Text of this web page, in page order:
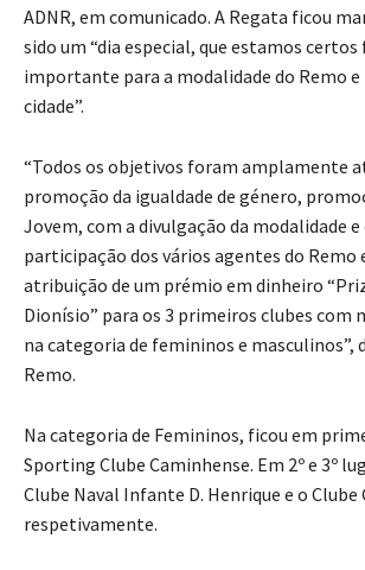
ADNR, em comunicado. A Regata ficou
sido um “dia especial, que estamos
importante para a modalidade do Remo
cidade”.
“Todos os objetivos foram amplamente
promoção da igualdade de género,
Jovem, com a divulgação da modalidade e
participação dos vários agentes do Remo
atribuição de um prémio em dinheiro
Dionísio” para os 3 primeiros clubes com
na categoria de femininos e masculinos”,
Remo.
Na categoria de Femininos, ficou em
Sporting Clube Caminhense. Em 2º e 3º
Clube Naval Infante D. Henrique e o Clube
respetivamente.